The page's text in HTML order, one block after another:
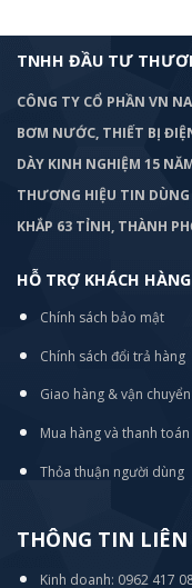
TNHH ĐẦU TƯ
CÔNG TY CỔ PHẦN VN
BƠM NƯỚC, THIẾT BỊ
DÀY KINH NGHIỆM 15
THƯƠNG HIỆU TIN DÙNG
KHẮP 63 TỈNH, THÀNH
HỖ TRỢ KHÁCH HÀNG
Chính sách bảo mật
Chính sách đổi trả hàng
Giao hàng & vận chuyển
Mua hàng và thanh toán
Thỏa thuận người dùng
THÔNG TIN LIÊN
Kinh doanh: 0962 417